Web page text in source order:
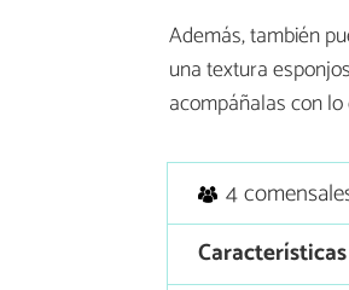
Además, también
una textura
acompáñalas con
4